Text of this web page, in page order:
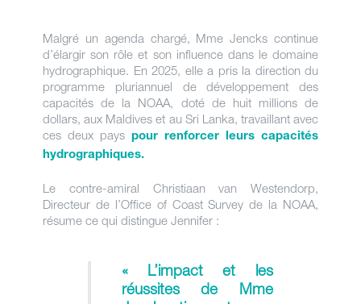
Malgré un agenda chargé, Mme Jencks continue
d’élargir son rôle et son influence dans le domaine
hydrographique. En 2025, elle a pris la direction du
programme pluriannuel de développement des
capacités de la NOAA, doté de huit millions de
dollars, aux Maldives et au Sri Lanka, travaillant avec
ces deux pays pour renforcer leurs capacités
hydrographiques.
Le contre-amiral Christiaan van Westendorp,
Directeur de l’Office of Coast Survey de la NOAA,
résume ce qui distingue Jennifer :
« L’impact et les
réussites de Mme